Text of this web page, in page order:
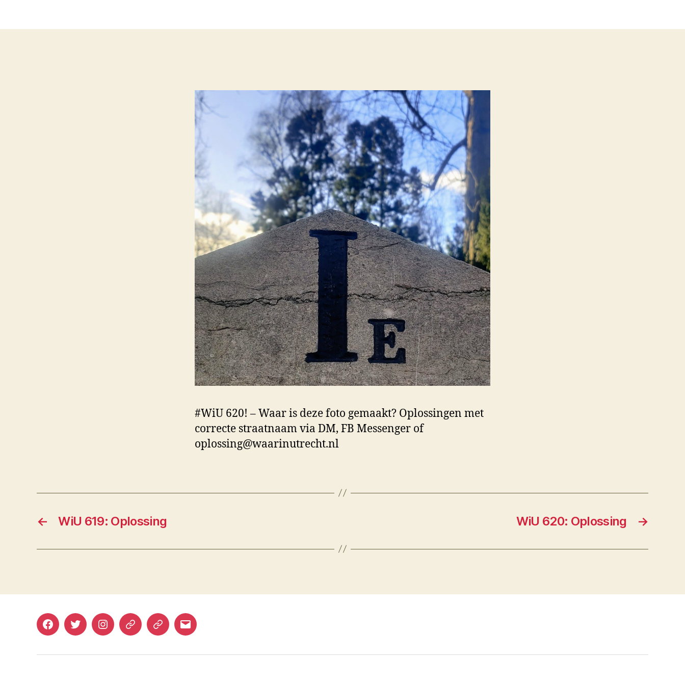
#WiU 620! – Waar is deze foto gemaakt? Oplossingen met
correcte straatnaam via DM, FB Messenger of
oplossing@waarinutrecht.nl
← WiU 619: Oplossing →
WiU 620: Oplossing
FacebookTwitterInstagramMastodonBlueskyE-